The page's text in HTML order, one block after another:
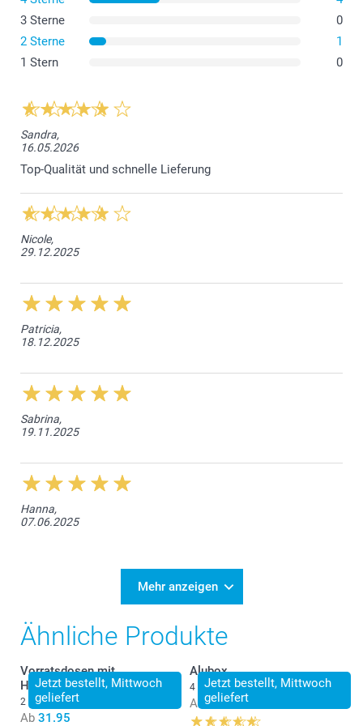
3 Sterne
0
2 Sterne
1
1 Stern
0
Sandra,
16.05.2026
Top-Qualität und schnelle Lieferung
Nicole,
29.12.2025
Patricia,
18.12.2025
Sabrina,
19.11.2025
Hanna,
07.06.2025
Mehr anzeigen
Ähnliche Produkte
Jetzt bestellt, Mittwoch
geliefert
Vorratsdosen mit
Holzdeckel
2 Varianten
Ab 31.95
Jetzt bestellt, Mittwoch
geliefert
Alubox
4 Varianten
Ab 18.95